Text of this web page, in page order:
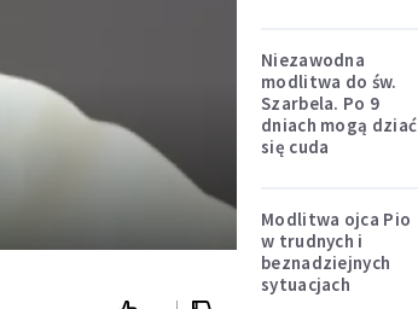
Niezawodna
modlitwa do św.
Szarbela. Po 9
dniach mogą dziać
się cuda
Modlitwa ojca Pio
w trudnych i
beznadziejnych
sytuacjach